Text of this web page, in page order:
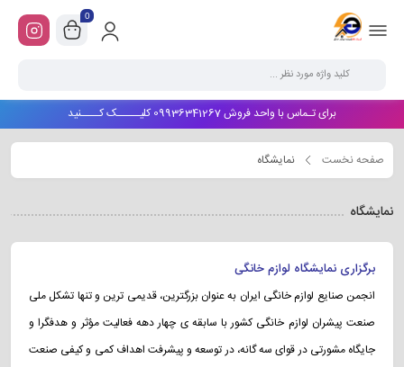
0
برای تـماس با واحد فروش 09936341267 کلیـــــک کــــنید
صفحه نخست نمایشگاه
نمایشگاه
برگزاری نمایشگاه لوازم خانگی
انجمن صنایع لوازم خانگی ایران به عنوان بزرگترین، قدیمی ترین و تنها تشکل ملی
صنعت پیشران لوازم خانگی کشور با سابقه ی چهار دهه فعالیت مؤثر و هدفگرا و
جایگاه مشورتی در قوای سه گانه، در توسعه و پیشرفت اهداف کمی و کیفی صنعت